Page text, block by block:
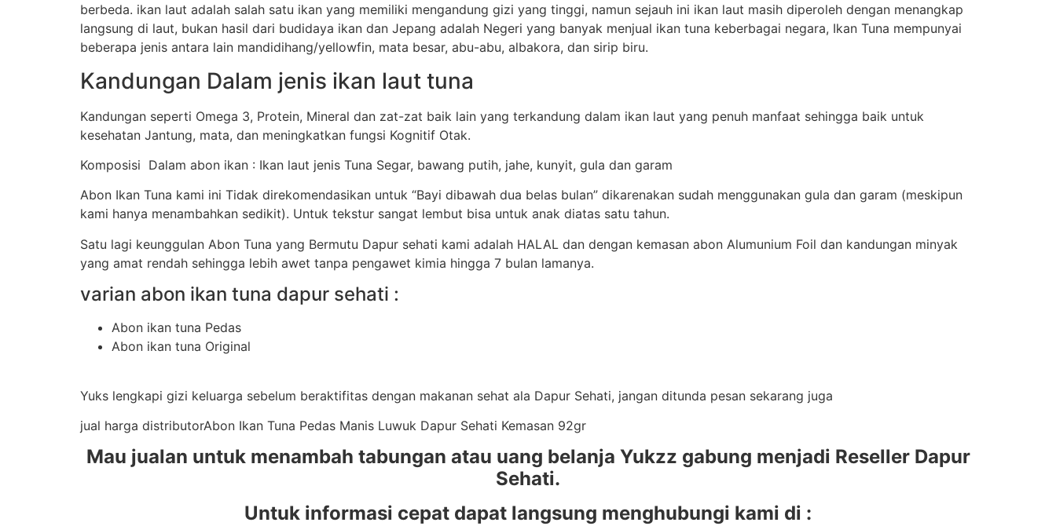
berbeda. ikan laut adalah salah satu ikan yang memiliki mengandung gizi yang tinggi, namun sejauh ini ikan laut masih diperoleh dengan menangkap
langsung di laut, bukan hasil dari budidaya ikan dan Jepang adalah Negeri yang banyak menjual ikan tuna keberbagai negara, Ikan Tuna mempunyai
beberapa jenis antara lain mandidihang/yellowfin, mata besar, abu-abu, albakora, dan sirip biru.
Kandungan Dalam jenis ikan laut tuna
Kandungan seperti Omega 3, Protein, Mineral dan zat-zat baik lain yang terkandung dalam ikan laut yang penuh manfaat sehingga baik untuk
kesehatan Jantung, mata, dan meningkatkan fungsi Kognitif Otak.
Komposisi Dalam abon ikan : Ikan laut jenis Tuna Segar, bawang putih, jahe, kunyit, gula dan garam
Abon Ikan Tuna kami ini Tidak direkomendasikan untuk “Bayi dibawah dua belas bulan” dikarenakan sudah menggunakan gula dan garam (meskipun
kami hanya menambahkan sedikit). Untuk tekstur sangat lembut bisa untuk anak diatas satu tahun.
Satu lagi keunggulan Abon Tuna yang Bermutu Dapur sehati kami adalah HALAL dan dengan kemasan abon Alumunium Foil dan kandungan minyak
yang amat rendah sehingga lebih awet tanpa pengawet kimia hingga 7 bulan lamanya.
varian abon ikan tuna dapur sehati :
Abon ikan tuna Pedas
Abon ikan tuna Original
Yuks lengkapi gizi keluarga sebelum beraktifitas dengan makanan sehat ala Dapur Sehati, jangan ditunda pesan sekarang juga
jual harga distributorAbon Ikan Tuna Pedas Manis Luwuk Dapur Sehati Kemasan 92gr
Mau jualan untuk menambah tabungan atau uang belanja Yukzz gabung menjadi Reseller Dapur
Sehati.
Untuk informasi cepat dapat langsung menghubungi kami di :